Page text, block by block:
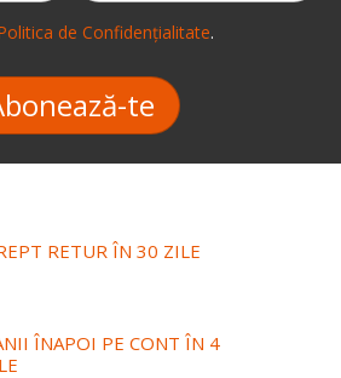
de Confidențialitate.
te
RETUR ÎN 30 ZILE
ÎNAPOI PE CONT ÎN 4